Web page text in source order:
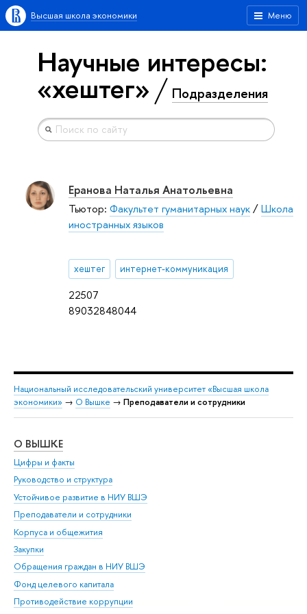
Меню
Высшая школа экономики
Научные интересы:
«хештег» Подразделения
22507
89032848044
Еранова Наталья Анатольевна
Тьютор: Факультет гуманитарных наук/Школа
иностранных языков
хештег интернет-коммуникация
Национальный исследовательский университет «Высшая школа
экономики» → О Вышке → Преподаватели и сотрудники
О ВЫШКЕ
Цифры и факты
Руководство и структура
Устойчивое развитие в НИУ ВШЭ
Преподаватели и сотрудники
Корпуса и общежития
Закупки
Обращения граждан в НИУ ВШЭ
Фонд целевого капитала
Противодействие коррупции